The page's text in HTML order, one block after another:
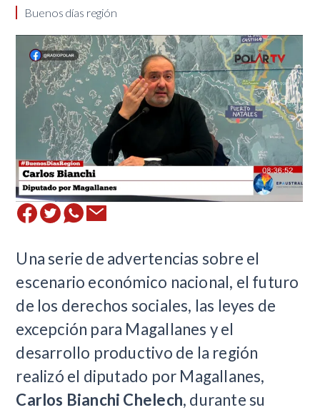
Buenos días región
Una serie de advertencias sobre el
escenario económico nacional, el futuro
de los derechos sociales, las leyes de
excepción para Magallanes y el
desarrollo productivo de la región
realizó el diputado por Magallanes,
Carlos Bianchi Chelech, durante su